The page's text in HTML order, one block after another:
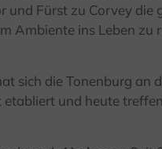
und Fürst zu Corvey die
Ambiente ins Leben zu
sich die Tonenburg an
und heute